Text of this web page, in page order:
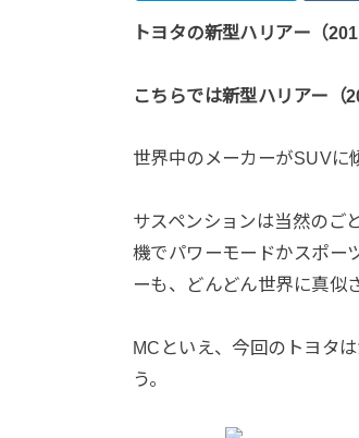
トヨタの新型ハリアー（
こちらでは新型ハリアー（
世界中のメーカーがSUVに
サスペンションは当然のご
機でパワーモードかスポー
ーも、どんどん世界に真似
MCといえ、今回のトヨタ
う。